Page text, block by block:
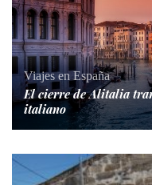
Viajes en España
El cierre de Alitalia
italiano